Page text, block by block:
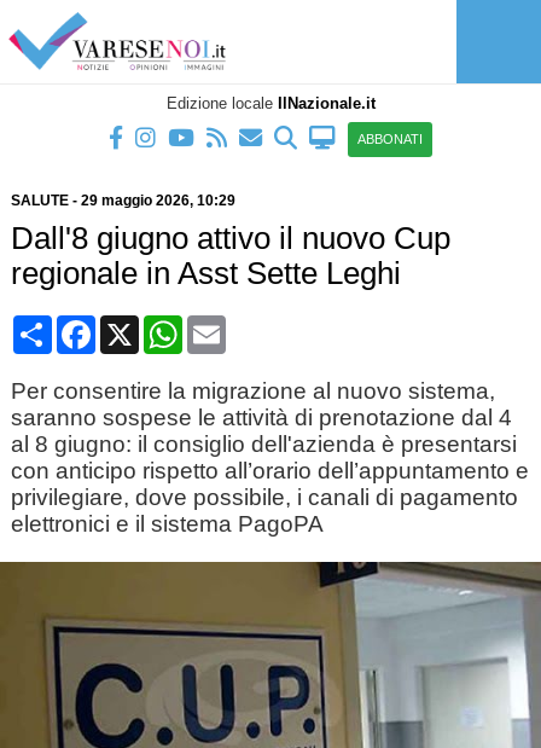
Edizione locale IlNazionale.it
ABBONATI
SALUTE- 29 maggio 2026, 10:29
Dall'8 giugno attivo il nuovo Cup
regionale in Asst Sette Leghi
CondividiFacebook
X WhatsApp
Email
Per consentire la migrazione al nuovo sistema,
saranno sospese le attività di prenotazione dal 4
al 8 giugno: il consiglio dell'azienda è presentarsi
con anticipo rispetto all’orario dell’appuntamento e
privilegiare, dove possibile, i canali di pagamento
elettronici e il sistema PagoPA